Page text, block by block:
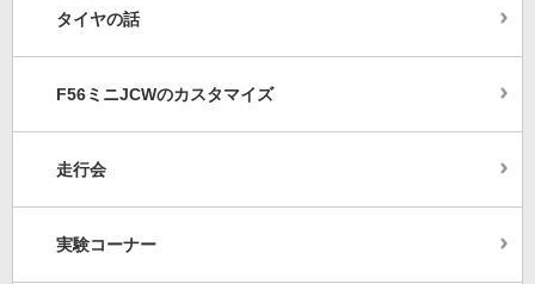
タイヤの話
F56ミニJCWのカスタマイズ
走行会
実験コーナー